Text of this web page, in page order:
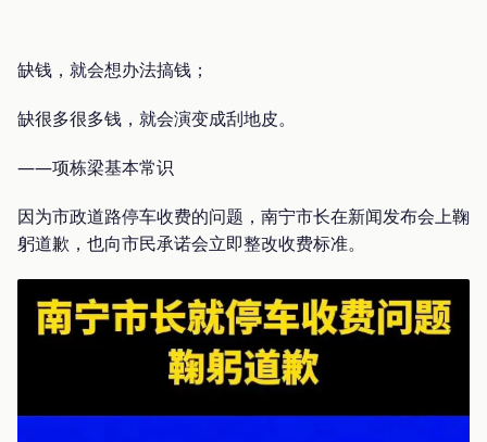
缺钱，就会想办法搞钱；
缺很多很多钱，就会演变成刮地皮。
——项栋梁基本常识
因为市政道路停车收费的问题，南宁市长在新闻发布会上鞠
躬道歉，也向市民承诺会立即整改收费标准。